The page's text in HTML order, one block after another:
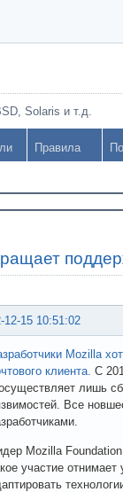
Solaris и т.д.
Правила
12-15 10:51:02
Mozilla
клиента. С
лишь
Все
Mozilla
участие